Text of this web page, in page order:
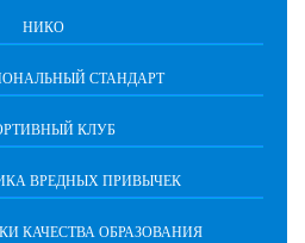
НИКО
СТАНДАРТ
КЛУБ
ВРЕДНЫХ ПРИВЫЧЕК
КАЧЕСТВА ОБРАЗОВАНИЯ